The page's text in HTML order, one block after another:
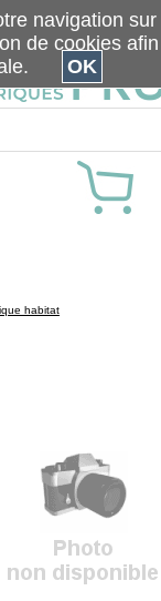
habitat
navigation
de cookies
OK